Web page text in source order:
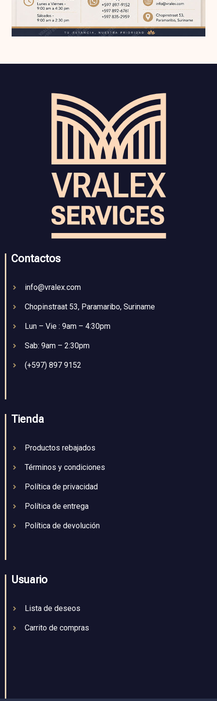
Contactos
info@vralex.com
Chopinstraat 53, Paramaribo, Suriname
Lun – Vie : 9am – 4:30pm
Sab: 9am – 2:30pm
(+597) 897 9152
Tienda
Productos rebajados
Términos y condiciones
Política de privacidad
Política de entrega
Política de devolución
Usuario
Lista de deseos
Carrito de compras